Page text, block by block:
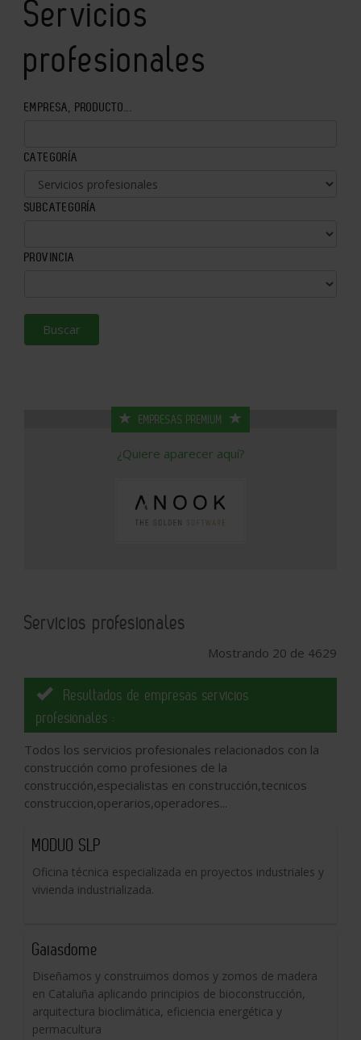
Servicios
profesionales
EMPRESA, PRODUCTO...
CATEGORÍA
SUBCATEGORÍA
PROVINCIA
Buscar
EMPRESAS PREMIUM
¿Quiere aparecer aquí?
Servicios profesionales
Mostrando 20 de 4629
Resultados de empresas servicios
profesionales :
Todos los servicios profesionales relacionados con la
construcción como profesiones de la
construcción,especialistas en construcción,tecnicos
construccion,operarios,operadores...
MODUO SLP
Oficina técnica especializada en proyectos industriales y
vivienda industrializada.
Gaiasdome
Diseñamos y construimos domos y zomos de madera
en Cataluña aplicando principios de bioconstrucción,
arquitectura bioclimática, eficiencia energética y
permacultura